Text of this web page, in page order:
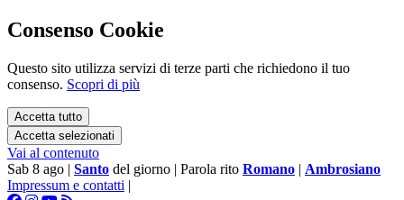
Consenso Cookie
Questo sito utilizza servizi di terze parti che richiedono il tuo
consenso. Scopri di più
Accetta tutto
Accetta selezionati
Vai al contenuto
Sab 8 ago | Santo del giorno | Parola rito Romano | Ambrosiano
Impressum e contatti |